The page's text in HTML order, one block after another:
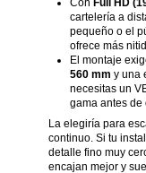
cartelería a
pequeño o el
ofrece más
El montaje
560 mm y una
necesitas un
gama antes de
La elegiría para
continuo. Si tu
detalle fino muy
encajan mejor y